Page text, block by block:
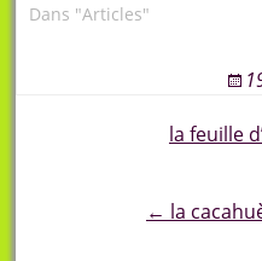
Dans "Articles"
navigation
la feuille
← la